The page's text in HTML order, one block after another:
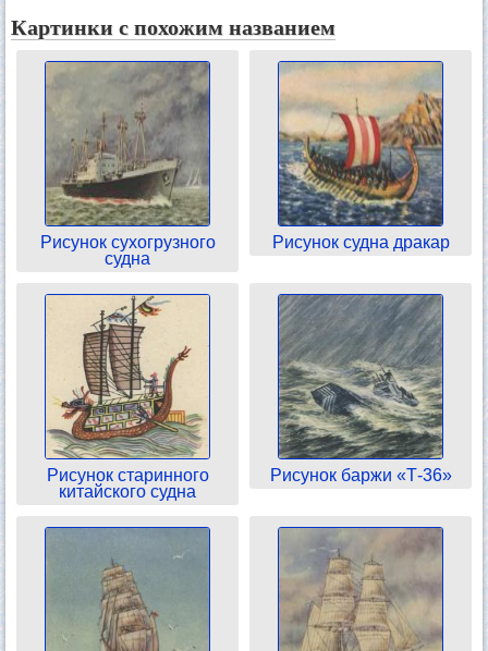
Картинки с похожим названием
Рисунок сухогрузного
судна
Рисунок судна дракар
Рисунок старинного
китайского судна
Рисунок баржи «Т-36»